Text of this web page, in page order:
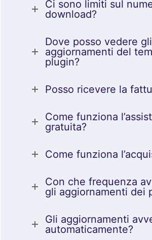
Ci sono limiti sul
download?
Dove posso vedere
aggiornamenti del
plugin?
Posso ricevere la
Come funziona
gratuita?
Come funziona
Con che frequenza
gli aggiornamenti dei
Gli aggiornamenti
automaticamente?